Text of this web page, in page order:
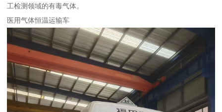
工检测领域的有毒气体。​
医用气体恒温运输车​